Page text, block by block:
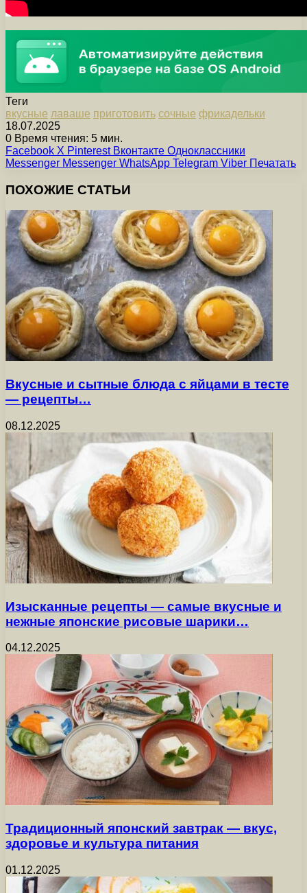
Теги
вкусные лаваше приготовить сочные фрикадельки
18.07.2025
0 Время чтения: 5 мин.
Facebook X Pinterest Вконтакте Одноклассники
Messenger Messenger WhatsApp Telegram Viber Печатать
ПОХОЖИЕ СТАТЬИ
Вкусные и сытные блюда с яйцами в тесте
— рецепты…
08.12.2025
Изысканные рецепты — самые вкусные и
нежные японские рисовые шарики…
04.12.2025
Традиционный японский завтрак — вкус,
здоровье и культура питания
01.12.2025